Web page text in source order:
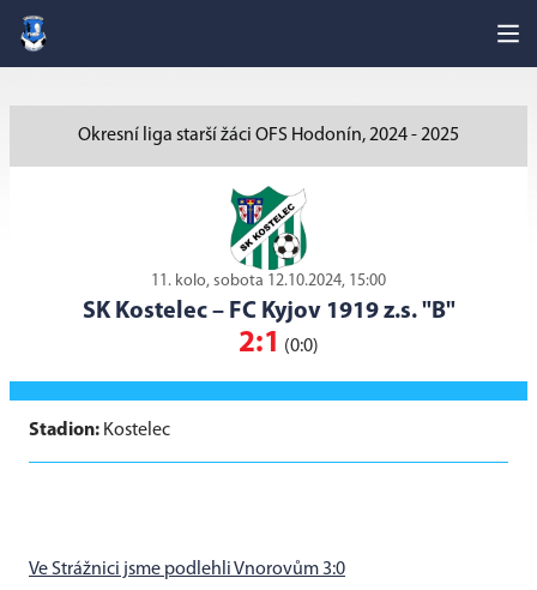
Okresní liga starší žáci OFS Hodonín, 2024 - 2025
11. kolo, sobota 12.10.2024, 15:00
SK Kostelec– FC Kyjov 1919 z.s. "B"
2:1 (0:0)
Stadion: Kostelec
Ve Strážnici jsme podlehli Vnorovům 3:0